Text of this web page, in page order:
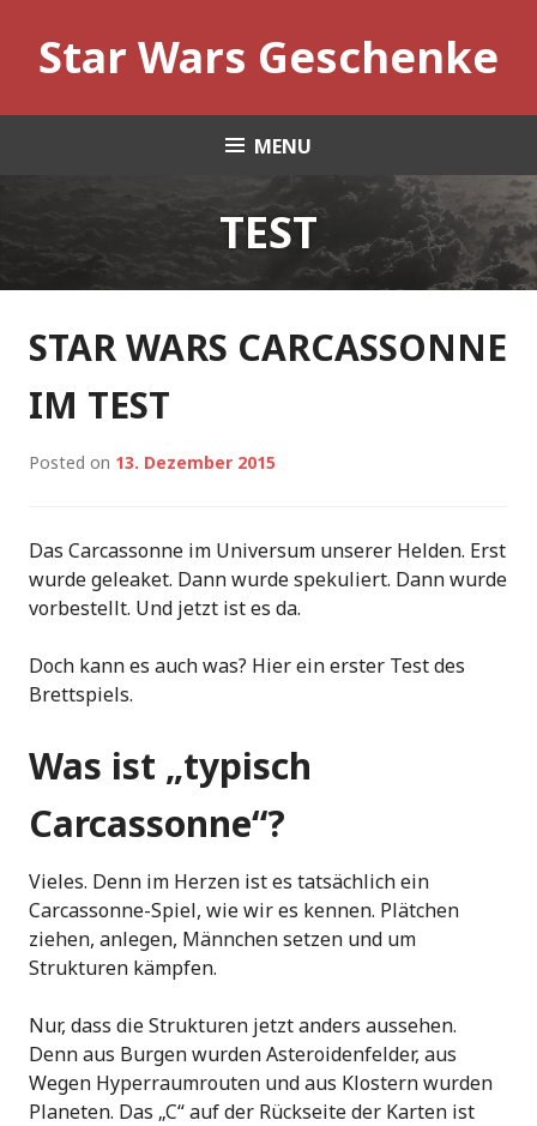
contentStar Wars Geschenke
MENU
TEST
STAR WARS CARCASSONNE
IM TEST
Posted on 13. Dezember 2015
Das Carcassonne im Universum unserer Helden. Erst
wurde geleaket. Dann wurde spekuliert. Dann wurde
vorbestellt. Und jetzt ist es da.
Doch kann es auch was? Hier ein erster Test des
Brettspiels.
Was ist „typisch
Carcassonne“?
Vieles. Denn im Herzen ist es tatsächlich ein
Carcassonne-Spiel, wie wir es kennen. Plätchen
ziehen, anlegen, Männchen setzen und um
Strukturen kämpfen.
Nur, dass die Strukturen jetzt anders aussehen.
Denn aus Burgen wurden Asteroidenfelder, aus
Wegen Hyperraumrouten und aus Klostern wurden
Planeten. Das „C“ auf der Rückseite der Karten ist